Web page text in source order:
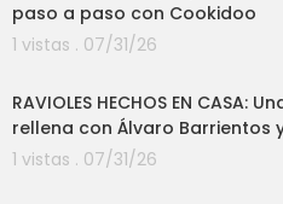
paso a paso con Cookidoo
1 vistas . 07/31/26
RAVIOLES HECHOS EN
rellena con Álvaro Barrientos
1 vistas . 07/31/26